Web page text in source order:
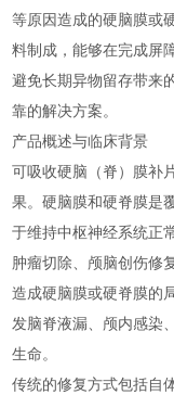
等原因造成的硬脑膜或
料制成，能够在完成屏
避免长期异物留存带来
靠的解决方案。
产品概述与临床背景
可吸收硬脑（脊）膜补
果。硬脑膜和硬脊膜是
于维持中枢神经系统正
肿瘤切除、颅脑创伤修
造成硬脑膜或硬脊膜的
发脑脊液漏、颅内感染
生命。
传统的修复方式包括自